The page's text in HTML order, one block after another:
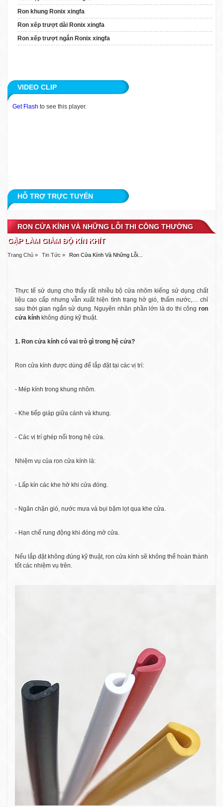
Ron khung Ronix xingfa
Ron xếp trượt dài Ronix xingfa
Ron xếp trượt ngắn Ronix xingfa
VIDEO CLIP
Get Flash to see this player.
HỖ TRỢ TRỰC TUYẾN
RON CỬA KÍNH VÀ NHỮNG LỖI THI CÔNG THƯỜNG
GẶP LÀM GIẢM ĐỘ KÍN KHÍT
Trang Chủ » Tin Tức » Ron Cửa Kính Và Những Lỗi...
Thực tế sử dụng cho thấy rất nhiều bộ cửa nhôm kiếng sử dụng chất
liệu cao cấp nhưng vẫn xuất hiện tình trạng hở gió, thấm nước,… chỉ
sau thời gian ngắn sử dụng. Nguyên nhân phần lớn là do thi công ron
cửa kính không đúng kỹ thuật.
1. Ron cửa kính có vai trò gì trong hệ cửa?
Ron cửa kính được dùng để lắp đặt tại các vị trí:
- Mép kính trong khung nhôm.
- Khe tiếp giáp giữa cánh và khung.
- Các vị trí ghép nối trong hệ cửa.
Nhiệm vụ của ron cửa kính là:
- Lấp kín các khe hở khi cửa đóng.
- Ngăn chặn gió, nước mưa và bụi bặm lọt qua khe cửa.
- Hạn chế rung động khi đóng mở cửa.
Nếu lắp đặt không đúng kỹ thuật, ron cửa kính sẽ không thể hoàn thành
tốt các nhiệm vụ trên.
Xingfa
Ron Xếp Trượt Ngắn
Ronix Xingfa
ỨNG DỤNG
KHÁCH HÀNG